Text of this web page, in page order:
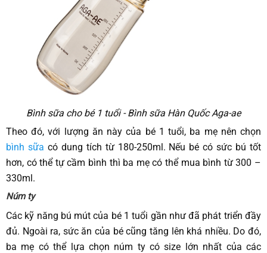
Bình sữa cho bé 1 tuổi - Bình sữa Hàn Quốc Aga-ae
Theo đó, với lượng ăn này của bé 1 tuổi, ba mẹ nên chọn
bình sữa có dung tích từ 180-250ml. Nếu bé có sức bú tốt
hơn, có thể tự cầm bình thì ba mẹ có thể mua bình từ 300 –
330ml.
Núm ty
Các kỹ năng bú mút của bé 1 tuổi gần như đã phát triển đầy
đủ. Ngoài ra, sức ăn của bé cũng tăng lên khá nhiều. Do đó,
ba mẹ có thể lựa chọn núm ty có size lớn nhất của các